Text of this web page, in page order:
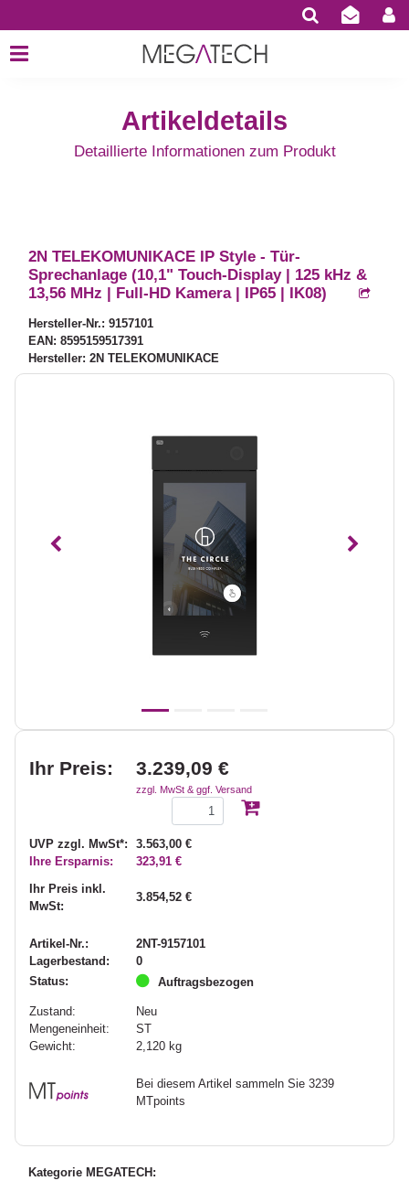
Artikeldetails
Detaillierte Informationen zum Produkt
2N TELEKOMUNIKACE IP Style - Tür-
Sprechanlage (10,1" Touch-Display | 125 kHz &
13,56 MHz | Full-HD Kamera | IP65 | IK08)
Hersteller-Nr.: 9157101
EAN: 8595159517391
Hersteller: 2N TELEKOMUNIKACE
Vorheriges
Ihr Preis: 3.239,09 €
zzgl. MwSt & ggf. Versand
UVP zzgl. MwSt*:
3.563,00 €
Ihre Ersparnis:
323,91 €
Ihr Preis inkl.
MwSt:
3.854,52 €
Artikel-Nr.:
2NT-9157101
Lagerbestand:
0
Status:
Auftragsbezogen
Zustand:
Neu
Mengeneinheit:
ST
Gewicht:
2,120 kg
Bei diesem Artikel sammeln Sie 3239
MTpoints
Kategorie MEGATECH: